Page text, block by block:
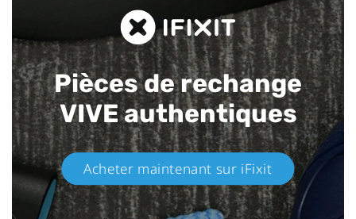
Pièces de rechange
VIVE authentiques​
Acheter maintenant sur iFixit​